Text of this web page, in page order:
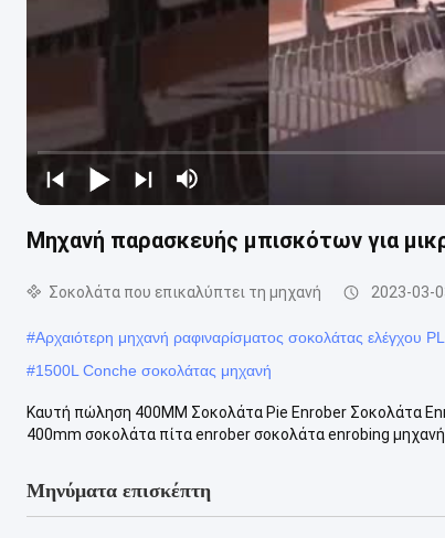
Μηχανή παρασκευής μπισκότων για
Σοκολάτα που επικαλύπτει τη μηχανή 2023-03-
#Αρχαιότερη μηχανή ραφιναρίσματος σοκολάτας ελέγχου
#1500L Conche σοκολάτας μηχανή
Καυτή πώληση 400MM Σοκολάτα Pie Enrober Σοκολάτα
400mm σοκολάτα πίτα enrober σοκολάτα enrobing μηχανή
Μηνύματα επισκέπτη